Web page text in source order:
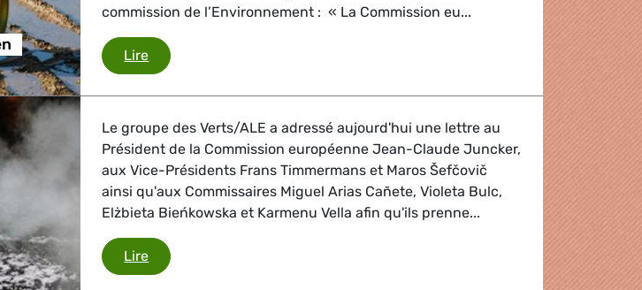
Développement
commission de l’Environnement : « La Commission eu...
LireCatastrophe des boues rouges en Hongrie
Le groupe des Verts/ALE a adressé aujourd'hui une lettre au
Président de la Commission européenne Jean-Claude Juncker,
aux Vice-Présidents Frans Timmermans et Maros Šefčovič
ainsi qu'aux Commissaires Miguel Arias Cañete, Violeta Bulc,
Elżbieta Bieńkowska et Karmenu Vella afin qu'ils prenne...
LireScandale Volkswagen